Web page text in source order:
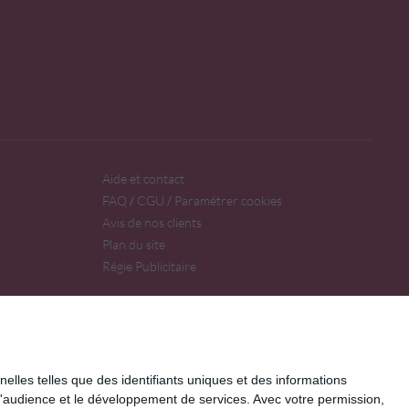
telles que des identifiants uniques et des informations
et le développement de services. Avec votre permission,
Aide et contact
FAQ / CGU / Paramétrer cookies
Avis de nos clients
Plan du site
Régie Publicitaire